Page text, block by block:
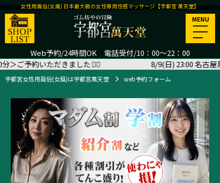
Web予約/24時間OK 電話受付/10：00～22：00
女性用風俗(女風) 日本最大級の女性専用性感マッサージ【宇都宮 萬天堂】
MENU
宇都宮女性用風俗(女風)は宇都宮萬天堂 web予約フォーム
いただきました🙇‍♂️ 8/9(日) 23:00 名古屋萬天堂 ル